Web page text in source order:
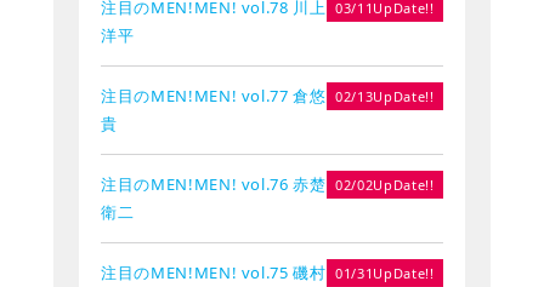
注目のMEN!MEN! vol.78 川上
洋平
03/11UpDate!!
注目のMEN!MEN! vol.77 倉悠
貴
02/13UpDate!!
注目のMEN!MEN! vol.76 赤楚
衛二
02/02UpDate!!
注目のMEN!MEN! vol.75 磯村 01/31UpDate!!